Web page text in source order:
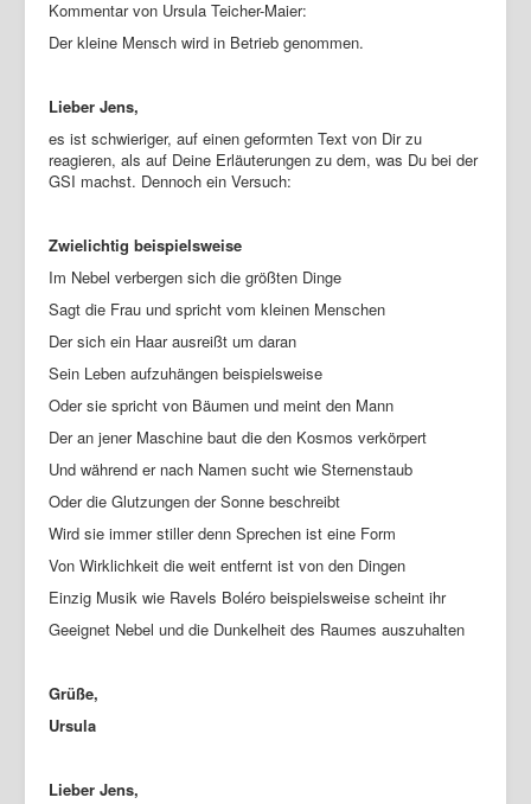
Kommentar von Ursula Teicher-Maier:
Der kleine Mensch wird in Betrieb genommen.
Lieber Jens,
es ist schwieriger, auf einen geformten Text von Dir zu
reagieren, als auf Deine Erläuterungen zu dem, was Du bei der
GSI machst. Dennoch ein Versuch:
Zwielichtig beispielsweise
Im Nebel verbergen sich die größten Dinge
Sagt die Frau und spricht vom kleinen Menschen
Der sich ein Haar ausreißt um daran
Sein Leben aufzuhängen beispielsweise
Oder sie spricht von Bäumen und meint den Mann
Der an jener Maschine baut die den Kosmos verkörpert
Und während er nach Namen sucht wie Sternenstaub
Oder die Glutzungen der Sonne beschreibt
Wird sie immer stiller denn Sprechen ist eine Form
Von Wirklichkeit die weit entfernt ist von den Dingen
Einzig Musik wie Ravels Boléro beispielsweise scheint ihr
Geeignet Nebel und die Dunkelheit des Raumes auszuhalten
Grüße,
Ursula
Lieber Jens,